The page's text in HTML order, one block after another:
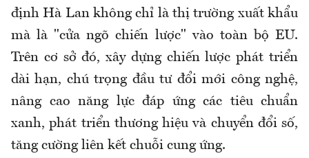
định Hà Lan không chỉ là thị trường xuất khẩu
mà là "cửa ngõ chiến lược" vào toàn bộ EU.
Trên cơ sở đó, xây dựng chiến lược phát triển
dài hạn, chú trọng đầu tư đổi mới công nghệ,
nâng cao năng lực đáp ứng các tiêu chuẩn
xanh, phát triển thương hiệu và chuyển đổi số,
tăng cường liên kết chuỗi cung ứng.